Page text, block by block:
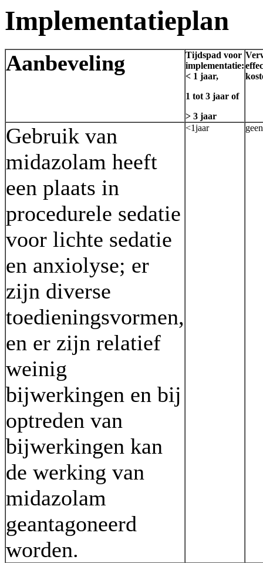
Implementatieplan
Aanbeveling
Tijdspad voor
implementatie:
< 1 jaar,
1 tot 3 jaar of
> 3 jaar
Gebruik van
midazolam heeft
een plaats in
procedurele sedatie
voor lichte sedatie
en anxiolyse; er
zijn diverse
toedieningsvormen,
en er zijn relatief
weinig
bijwerkingen en bij
optreden van
bijwerkingen kan
de werking van
midazolam
geantagoneerd
worden.
<1jaar geen